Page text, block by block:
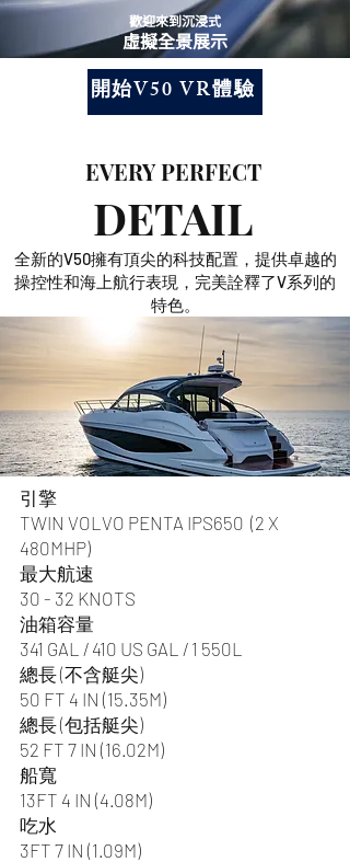
歡迎來到沉浸式
虛擬全景展示
開始V50 VR體驗
EVERY PERFECT
DETAIL
全新的V50擁有頂尖的科技配置，提供卓越的
操控性和海上航行表現，完美詮釋了V系列的
特色。
引擎
TWIN VOLVO PENTA IPS650 (2 X
480MHP)
最大航速
30 - 32 KNOTS
油箱容量
341 GAL / 410 US GAL / 1 550L
總長 (不含艇尖)
50 FT 4 IN (15.35M)
總長 (包括艇尖)
52 FT 7 IN (16.02M)
船寬
13FT 4 IN (4.08M)
吃水
3FT 7 IN (1.09M)